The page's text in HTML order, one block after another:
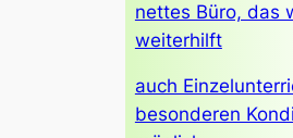
nettes Büro, das
weiterhilft
auch
besonderen